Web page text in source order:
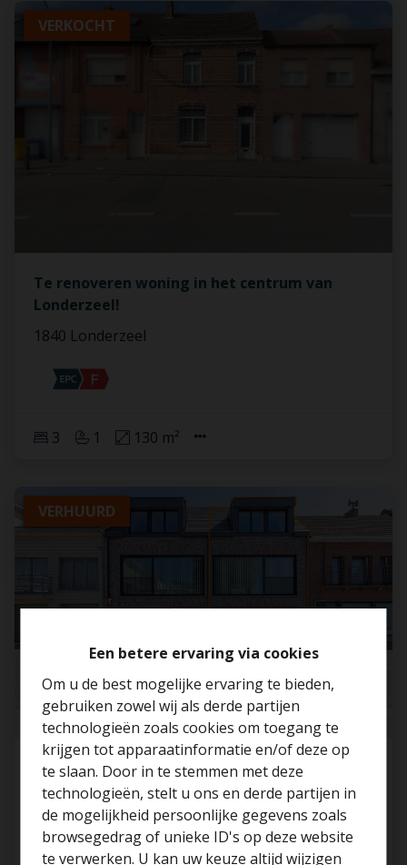
Een betere ervaring via cookies
Om u de best mogelijke ervaring te bieden,
gebruiken zowel wij als derde partijen
technologieën zoals cookies om toegang te
krijgen tot apparaatinformatie en/of deze op
te slaan. Door in te stemmen met deze
technologieën, stelt u ons en derde partijen in
de mogelijkheid persoonlijke gegevens zoals
browsegedrag of unieke ID's op deze website
te verwerken. U kan uw keuze altijd wijzigen
VERKOCHT
Te renoveren woning in het centrum van
Londerzeel!
1840 Londerzeel
3 1 130 m²
VERHUURD
Energiezuinige woning met huislift en garage
in het centrum ...
1840 LonderzeelBenieuwd naar de
waarde van je huis?